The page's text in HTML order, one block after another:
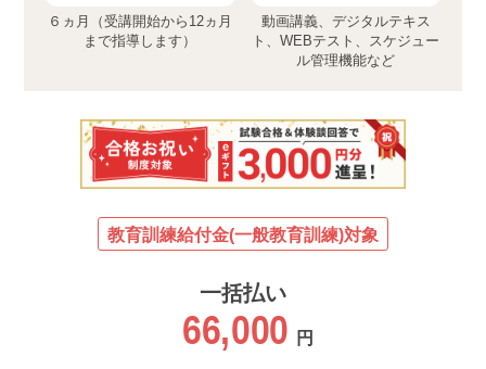
６ヵ月（受講開始から12ヵ月
まで指導します）
動画講義、デジタルテキス
ト、WEBテスト、スケジュー
ル管理機能など
教育訓練給付金(一般教育訓練)対象
一括払い
66,000 円